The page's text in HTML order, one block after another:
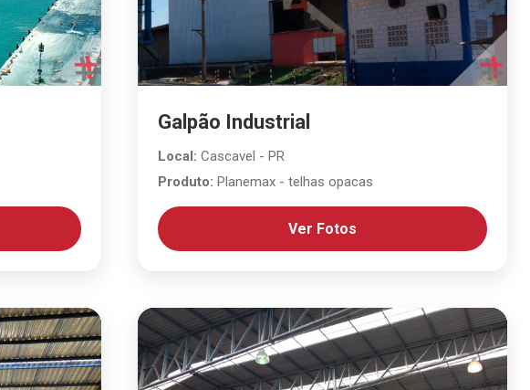
Galpão Industrial
Local: Cascavel - PR
Produto: Planemax - telhas opacas
Ver Fotos